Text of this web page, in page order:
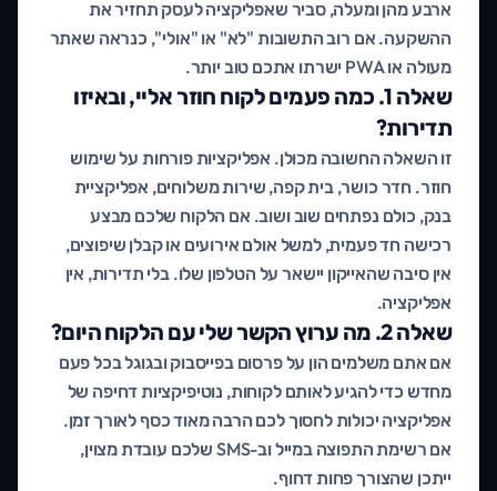
ארבע מהן ומעלה, סביר שאפליקציה לעסק תחזיר את
ההשקעה. אם רוב התשובות "לא" או "אולי", כנראה שאתר
מעולה או PWA ישרתו אתכם טוב יותר.
שאלה 1. כמה פעמים לקוח חוזר אליי, ובאיזו
תדירות?
זו השאלה החשובה מכולן. אפליקציות פורחות על שימוש
חוזר. חדר כושר, בית קפה, שירות משלוחים, אפליקציית
בנק, כולם נפתחים שוב ושוב. אם הלקוח שלכם מבצע
רכישה חד פעמית, למשל אולם אירועים או קבלן שיפוצים,
אין סיבה שהאייקון יישאר על הטלפון שלו. בלי תדירות, אין
אפליקציה.
שאלה 2. מה ערוץ הקשר שלי עם הלקוח היום?
אם אתם משלמים הון על פרסום בפייסבוק ובגוגל בכל פעם
מחדש כדי להגיע לאותם לקוחות, נוטיפיקציות דחיפה של
אפליקציה יכולות לחסוך לכם הרבה מאוד כסף לאורך זמן.
אם רשימת התפוצה במייל וב-SMS שלכם עובדת מצוין,
ייתכן שהצורך פחות דחוף.